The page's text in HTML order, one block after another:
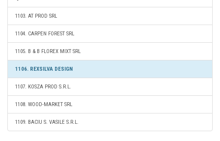
1103. AT PROD SRL
1104. CARPEN FOREST SRL
1105. B & B FLOREX MIXT SRL
1106. REXSILVA DESIGN
1107. KOSZA PROD S.R.L.
1108. WOOD-MARKET SRL
1109. BACIU S. VASILE S.R.L.